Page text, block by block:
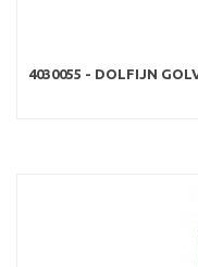
4030055 - DOLFIJN